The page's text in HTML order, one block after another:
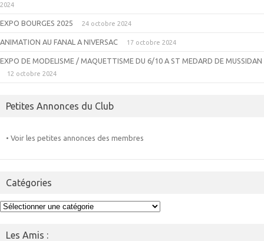
2024
EXPO BOURGES 2025 24 octobre 2024
ANIMATION AU FANAL A NIVERSAC 17 octobre 2024
EXPO DE MODELISME / MAQUETTISME DU 6/10 A ST MEDARD DE MUSSIDAN
12 octobre 2024
Petites Annonces du Club
• Voir les petites annonces des membres
Catégories
Catégories
Les Amis :